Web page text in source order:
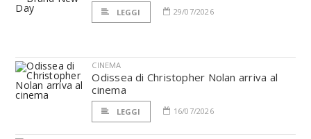
LEGGI 29/07/2026
CINEMA
Odissea di Christopher Nolan arriva al
cinema
LEGGI 16/07/2026